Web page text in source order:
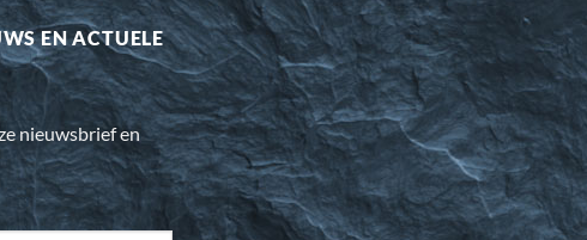
EN ACTUELE
nieuwsbrief en